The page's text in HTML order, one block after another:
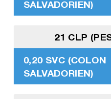
SALVADORIEN)
21 CLP
0,20 SVC (COLON
SALVADORIEN)